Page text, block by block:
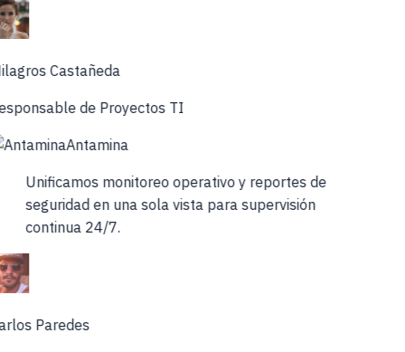
Castañeda
de Proyectos TI
Antamina
Unificamos monitoreo operativo y reportes de
seguridad en una sola vista para supervisión
continua 24/7.
Paredes